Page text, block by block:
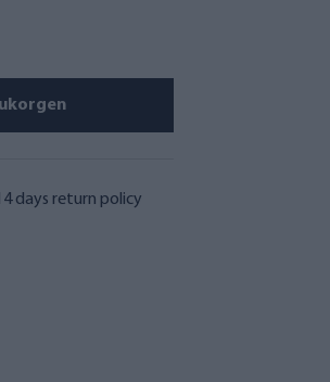
days return policy